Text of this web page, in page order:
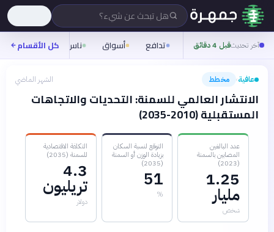
هل تبحث عن شيء؟
آخر تحديثقبل 4 دقائق تدافع أسواق ناس روح
كل الأقسام
عافية› مخطط الشهر الماضي
الانتشار العالمي للسمنة: التحديات والاتجاهات
المستقبلية (2010-2035)
عدد البالغين
المصابين بالسمنة
(2023)
1.25
مليار
شخص
التوقع لنسبة السكان
بزيادة الوزن أو السمنة
(2035)
51
%
التكلفة الاقتصادية
للسمنة (2035)
4.3
تريليون
دولار